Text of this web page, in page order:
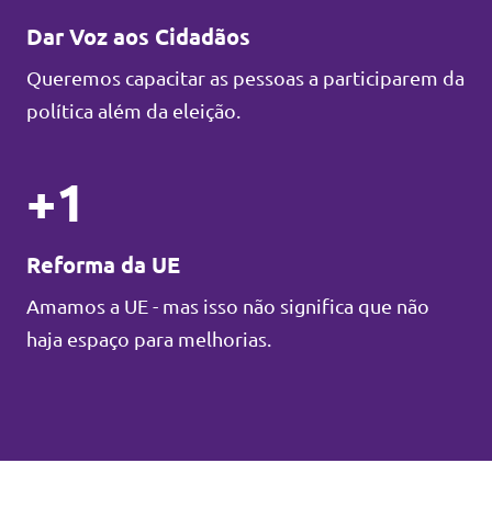
Dar Voz aos Cidadãos
Queremos capacitar as pessoas a participarem da
política além da eleição.
+1
Reforma da UE
Amamos a UE - mas isso não significa que não
haja espaço para melhorias.